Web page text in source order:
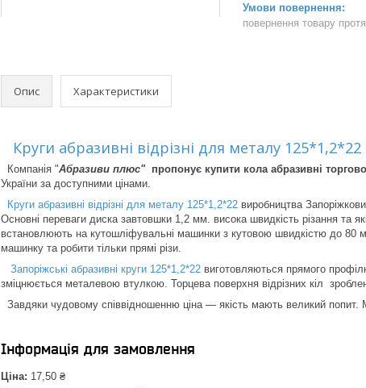
повернення товару
Опис Характеристики
Круги абразивні відрізні для металу
Компанія "Абразиви плюс" пропонує купити кола абразивні
України за доступними цінами.
Круги абразивні відрізні для металу 125*1,2*22 виробництва
Основні переваги диска завтовшки 1,2 мм. висока швидкість різання та
встановлюють на кутошліфувальні машинки з кутовою швидкістю до 80
машинку та робити тільки прямі різи.
Запоріжські абразивні круги 125*1,2*22 виготовляються прямого
зміцнюється металевою втулкою. Торцева поверхня відрізних кіл
Завдяки чудовому співвідношенню ціна — якість мають великий попит.
Інформація для замовлення
Ціна: 17,50 ₴